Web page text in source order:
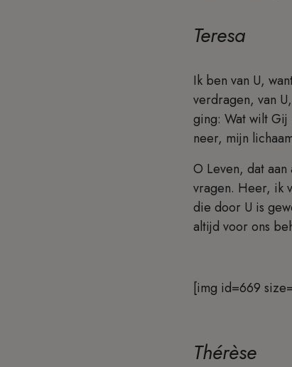
Teresa
Ik ben van U,
verdragen, van
ging: Wat wilt
neer, mijn
O Leven, dat
vragen. Heer, ik
die door U is
altijd voor ons
[img id=669
Thérèse